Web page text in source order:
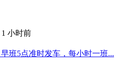
1 小时前
班5点准时发车，每小时一班...